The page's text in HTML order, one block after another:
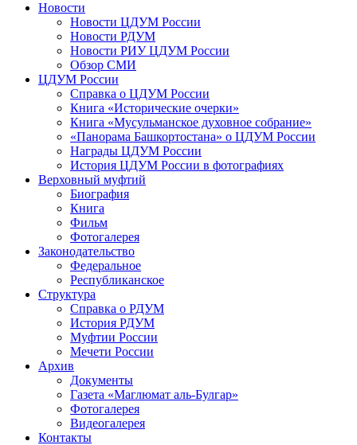
Новости
Новости ЦДУМ России
Новости РДУМ
Новости РИУ ЦДУМ России
Обзор СМИ
ЦДУМ России
Справка о ЦДУМ России
Книга «Исторические очерки»
Книга «Мусульманское духовное собрание»
«Панорама Башкортостана» о ЦДУМ России
Награды ЦДУМ России
История ЦДУМ России в фотографиях
Верховный муфтий
Биография
Книга
Фильм
Фотогалерея
Законодательство
Федеральное
Республиканское
Структура
Справка о РДУМ
История РДУМ
Муфтии России
Мечети России
Архив
Документы
Газета «Маглюмат аль-Булгар»
Фотогалерея
Видеогалерея
Контакты